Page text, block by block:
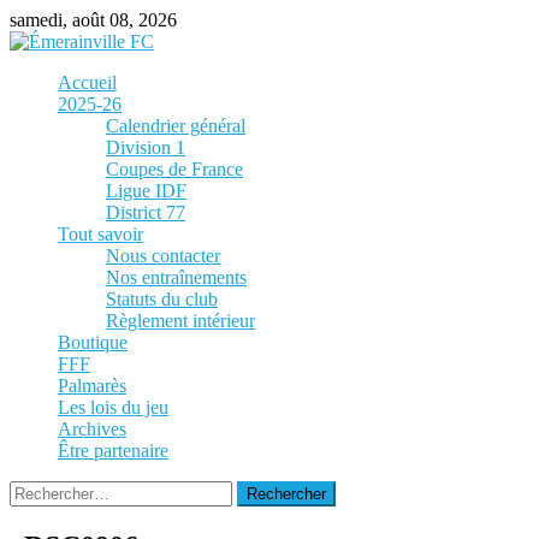
Skip
to
samedi, août 08, 2026
Accueil
2025-26
Calendrier général
Division 1
Coupes de France
Ligue IDF
District 77
Tout savoir
Nous contacter
Nos entraînements
Statuts du club
Règlement intérieur
Boutique
FFF
Palmarès
Les lois du jeu
Archives
Être partenaire
Rechercher :